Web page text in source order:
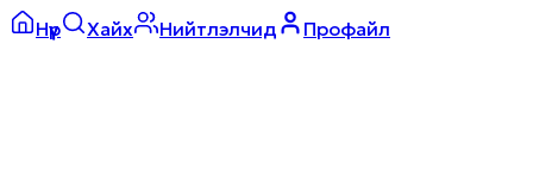
Нүүр Хайх Нийтлэлчид Профайл